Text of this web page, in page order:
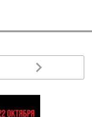
navigate_next